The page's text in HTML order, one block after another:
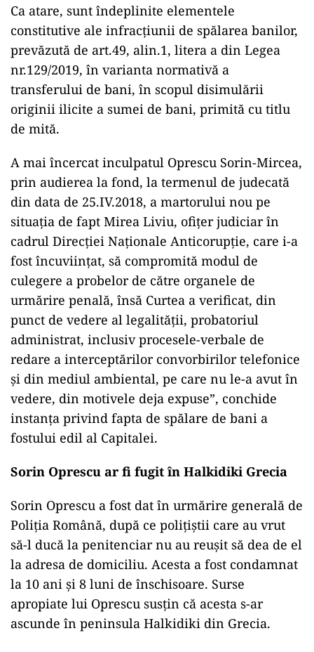
Ca atare, sunt îndeplinite elementele
constitutive ale infracțiunii de spălarea banilor,
prevăzută de art.49, alin.1, litera a din Legea
nr.129/2019, în varianta normativă a
transferului de bani, în scopul disimulării
originii ilicite a sumei de bani, primită cu titlu
de mită.
A mai încercat inculpatul Oprescu Sorin-Mircea,
prin audierea la fond, la termenul de judecată
din data de 25.IV.2018, a martorului nou pe
situația de fapt Mirea Liviu, ofițer judiciar în
cadrul Direcției Naționale Anticorupție, care i-a
fost încuviințat, să compromită modul de
culegere a probelor de către organele de
urmărire penală, însă Curtea a verificat, din
punct de vedere al legalității, probatoriul
administrat, inclusiv procesele-verbale de
redare a interceptărilor convorbirilor telefonice
și din mediul ambiental, pe care nu le-a avut în
vedere, din motivele deja expuse”, conchide
instanța privind fapta de spălare de bani a
fostului edil al Capitalei.
Sorin Oprescu ar fi fugit în Halkidiki Grecia
Sorin Oprescu a fost dat în urmărire generală de
Poliția Română, după ce polițiștii care au vrut
să-l ducă la penitenciar nu au reușit să dea de el
la adresa de domiciliu. Acesta a fost condamnat
la 10 ani și 8 luni de înschisoare. Surse
apropiate lui Oprescu susțin că acesta s-ar
ascunde în peninsula Halkidiki din Grecia.